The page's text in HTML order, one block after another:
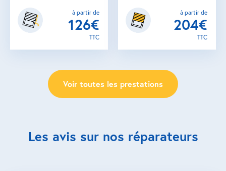
à partir de
126€
TTC
à partir de
204€
TTC
Voir toutes les prestations
Les avis sur nos réparateurs